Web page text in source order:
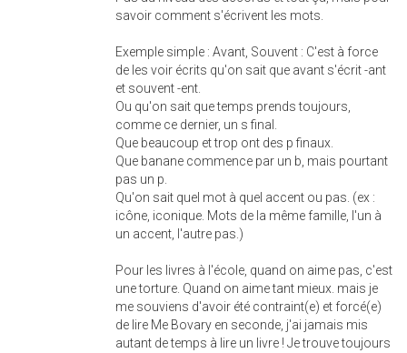
savoir comment s'écrivent les mots.
Exemple simple : Avant, Souvent : C'est à force
de les voir écrits qu'on sait que avant s'écrit -ant
et souvent -ent.
Ou qu'on sait que temps prends toujours,
comme ce dernier, un s final.
Que beaucoup et trop ont des p finaux.
Que banane commence par un b, mais pourtant
pas un p.
Qu'on sait quel mot à quel accent ou pas. (ex :
icône, iconique. Mots de la même famille, l'un à
un accent, l'autre pas.)
Pour les livres à l'école, quand on aime pas, c'est
une torture. Quand on aime tant mieux. mais je
me souviens d'avoir été contraint(e) et forcé(e)
de lire Me Bovary en seconde, j'ai jamais mis
autant de temps à lire un livre ! Je trouve toujours